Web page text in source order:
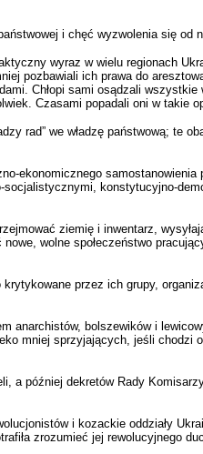
i chęć wyzwolenia się od
wyraz w wielu regionach
pozbawiali ich prawa do
Chłopi sami osądzali
Czasami popadali oni w takie
rad” we władzę państwową; te
ekonomicznego
socjalistycznymi, konstytucyjno-
ziemię i inwentarz,
wolne społeczeństwo
przez ich grupy,
anarchistów, bolszewików i
mniej sprzyjających, jeśli chodzi
a później dekretów Rady
i kozackie oddziały
zrozumieć jej rewolucyjnego